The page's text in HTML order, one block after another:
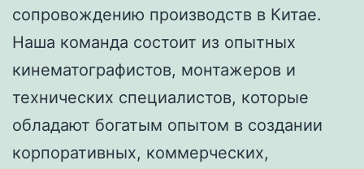
сопровождению производств в Китае.
Наша команда состоит из опытных
кинематографистов, монтажеров и
технических специалистов, которые
обладают богатым опытом в создании
корпоративных, коммерческих,